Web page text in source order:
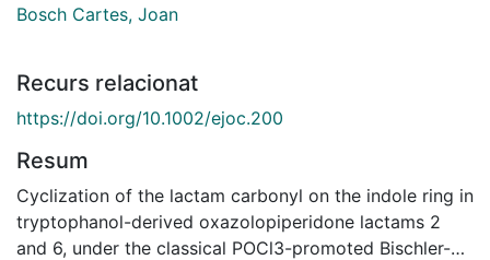
Bosch Cartes, Joan
Recurs relacionat
https://doi.org/10.1002/ejoc.200
Resum
Cyclization of the lactam carbonyl on the indole ring in
tryptophanol-derived oxazolopiperidone lactams 2
and 6, under the classical POCl3-promoted Bischler-